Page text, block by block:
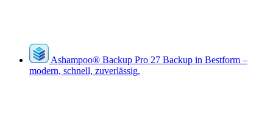
Ashampoo® Backup Pro 27 Backup in Bestform –
modern, schnell, zuverlässig.